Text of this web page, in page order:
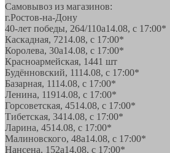
Самовывоз из магазинов:
г.Ростов-на-Дону
40-лет победы, 264/110а14.08, с 17:00*
Каскадная, 7214.08, с 17:00*
Королева, 30а14.08, с 17:00*
Красноармейская, 1441 шт
Будённовский, 1114.08, с 17:00*
Базарная, 1114.08, с 17:00*
Ленина, 11914.08, с 17:00*
Горсоветская, 4514.08, с 17:00*
Тибетская, 3414.08, с 17:00*
Ларина, 4514.08, с 17:00*
Малиновского, 48а14.08, с 17:00*
Нансена, 152а14.08, с 17:00*